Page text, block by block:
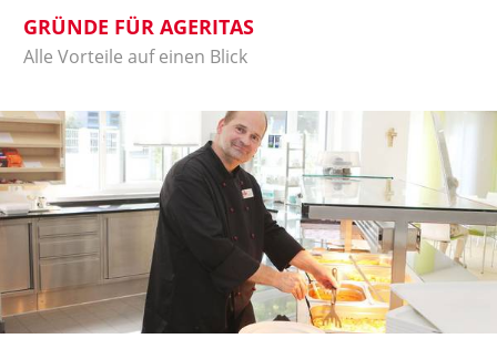
GRÜNDE FÜR AGERITAS
Alle Vorteile auf einen Blick